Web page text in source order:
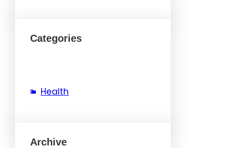
Categories
Health
Archive